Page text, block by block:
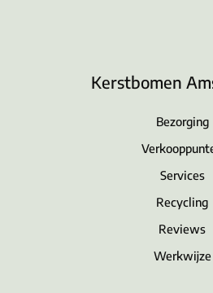
Kerstbomen
Bezorging
Services
Recycling
Reviews
Werkwijze